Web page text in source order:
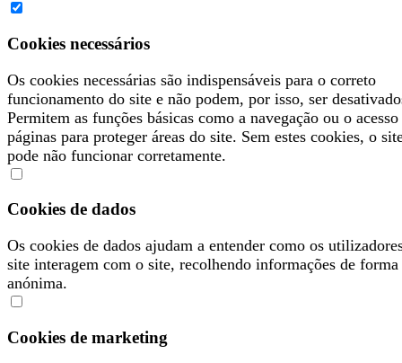
Cookies necessários
Os cookies necessárias são indispensáveis para o correto
funcionamento do site e não podem, por isso, ser
Permitem as funções básicas como a navegação ou o acesso
páginas para proteger áreas do site. Sem estes cookies, o
pode não funcionar corretamente.
Cookies de dados
Os cookies de dados ajudam a entender como os
site interagem com o site, recolhendo informações de forma
anónima.
Cookies de marketing